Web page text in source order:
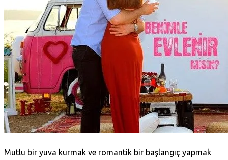
Mutlu bir yuva kurmak ve romantik bir başlangıç yapmak